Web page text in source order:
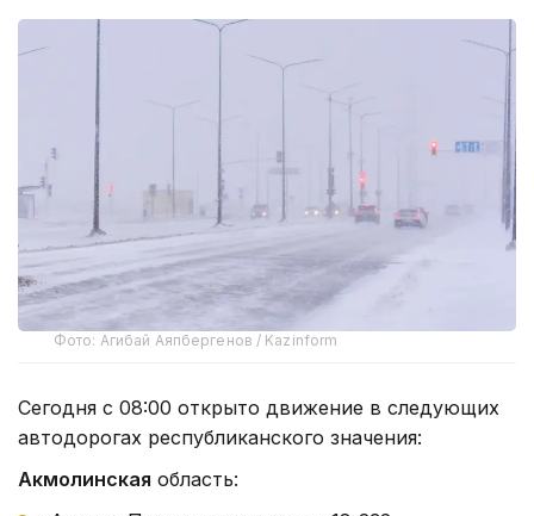
Фото: Агибай Аяпбергенов / Kazinform
Сегодня c 08:00 открыто движение в следующих
автодорогах республиканского значения:
Акмолинская область: